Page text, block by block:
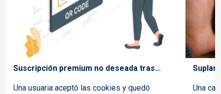
Suscripción premium no deseada tras...
Una usuaria aceptó las cookies y quedó
Una